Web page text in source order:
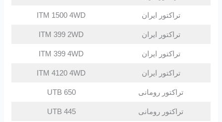
تراکتور ایران ITM 1500 4WD
تراکتور ایران ITM 399 2WD
تراکتور ایران ITM 399 4WD
تراکتور ایران ITM 4120 4WD
تراکتور رومانی UTB 650
تراکتور رومانی UTB 445